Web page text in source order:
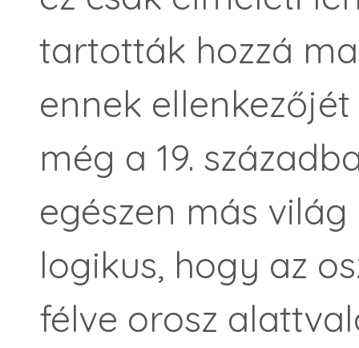
tartották hozzá
ennek
még a 19.
egészen más
logikus, hogy az
félve orosz